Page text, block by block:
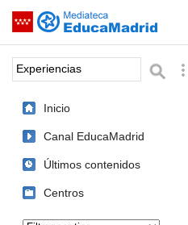
Saltar navegación
Palabra o frase:
Inicio
Canal EducaMadrid
Últimos contenidos
Centros